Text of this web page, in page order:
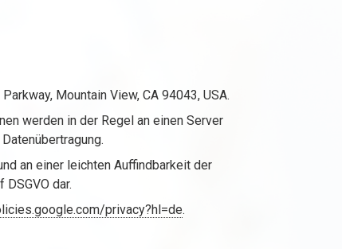
Mountain View, CA 94043, USA.
werden in der Regel an einen Server
an einer leichten Auffindbarkeit der
dar.
privacy?hl=de.